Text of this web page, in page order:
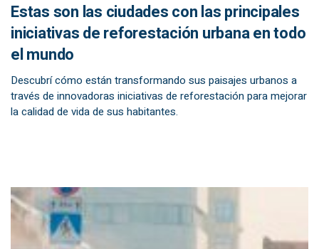
Estas son las ciudades con las principales
iniciativas de reforestación urbana en todo
el mundo
Descubrí cómo están transformando sus paisajes urbanos a
través de innovadoras iniciativas de reforestación para mejorar
la calidad de vida de sus habitantes.